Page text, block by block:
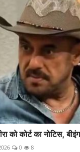
को कोर्ट का नोटिस,
0 8